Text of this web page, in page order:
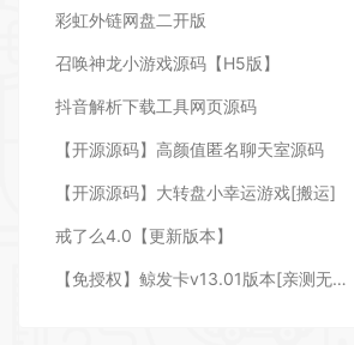
彩虹外链网盘二开版
召唤神龙小游戏源码【H5版】
抖音解析下载工具网页源码
【开源源码】高颜值匿名聊天室源码
【开源源码】大转盘小幸运游戏[搬运]
戒了么4.0【更新版本】
【免授权】鲸发卡v13.01版本[亲测无后门]